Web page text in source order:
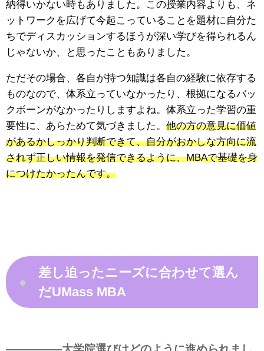
納得いかない時もありました。この授業内容よりも、ネ
ットワークを広げて今起こっていることを題材に自分た
ちでディスカッションするほうが深い学びを得られるん
じゃないか、と思ったこともありました。
ただその場合、各自が持つ知識は各自の経験に依存する
ものなので、体系立っていなかったり、根拠になるバッ
クボーンがなかったりしますよね。体系立った学習の重
要性に、あらためて気づきました。 他の方の意見に価値
があるかしっかり判断できて、自分がおかしな方向に流
されず正しい情報を発信できるように、MBAで基礎を身
につけたかったんです。
●
差し迫ったニーズに合わせて選ん
だUMass MBA
—————大学院選びはどのように進められまし